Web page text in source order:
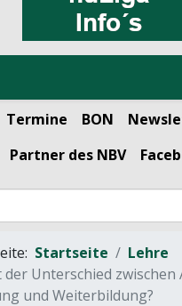
Termine BON
Partner des NBV
Startseite
Lehre
der Unterschied zwischen
und Weiterbildung?